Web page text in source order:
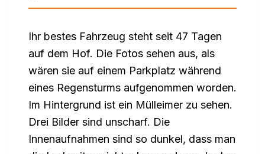
Ihr bestes Fahrzeug steht seit 47 Tagen
auf dem Hof. Die Fotos sehen aus, als
wären sie auf einem Parkplatz während
eines Regensturms aufgenommen worden.
Im Hintergrund ist ein Mülleimer zu sehen.
Drei Bilder sind unscharf. Die
Innenaufnahmen sind so dunkel, dass man